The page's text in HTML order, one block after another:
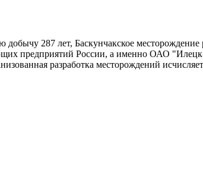
287 лет, Баскунчакское
предприятий России, а именно ОАО
разработка месторождений